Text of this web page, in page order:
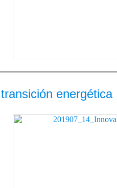
energética